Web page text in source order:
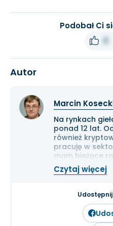
Podobał Ci
Autor
Marcin
Na rynkach
ponad 12 lat.
również
pracuję w
mam bieżące
gospodarki i
wszystkim
inwestowanie
Czytaj więcej